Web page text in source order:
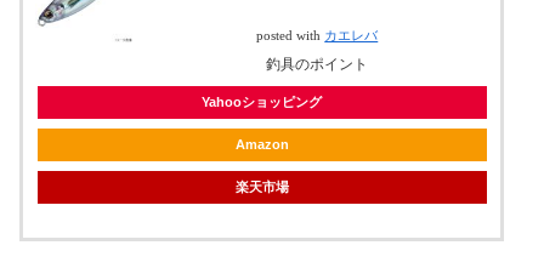
posted with カエレバ
釣具のポイント
Yahooショッピング
Amazon
楽天市場